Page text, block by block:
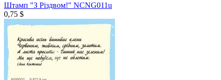
Штамп "З Різдвом!" NCNG011u
0,75 $